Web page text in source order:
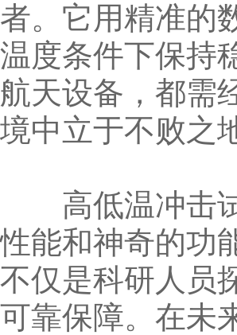
者。它用精准的
温度条件下保持
航天设备，都需
境中立于不败之
高低温冲击试
性能和神奇的功
不仅是科研人员
可靠保障。在未